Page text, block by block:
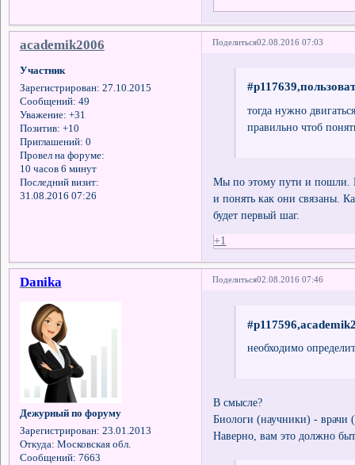
Поделиться02.08.2016 07:03
academik2006
Участник
Зарегистрирован: 27.10.2015
Сообщений: 49
Уважение: +31
Позитив: +10
Приглашений: 0
Провел на форуме:
10 часов 6 минут
Последний визит:
31.08.2016 07:26
тогда нужно
правильно чтоб
Мы по этому пути и пошли.
и понять как они связаны.
будет первый шаг.
+1
Поделиться02.08.2016 07:46
Danika
Дежурный по форуму
Зарегистрирован: 23.01.2013
Откуда: Московская обл.
Сообщений: 7663
необходимо
В смысле?
Биологи (научники) - врачи
Наверно, вам это должно